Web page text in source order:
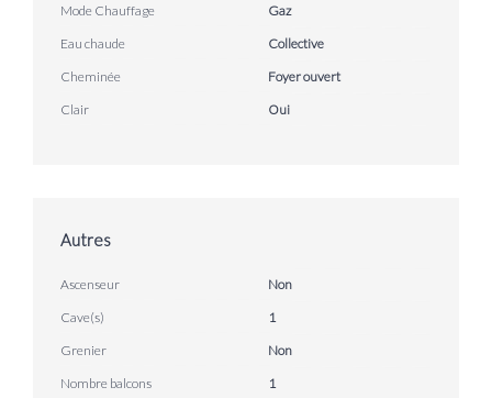
Mode Chauffage
Gaz
Eau chaude
Collective
Cheminée
Foyer ouvert
Clair
Oui
Autres
Ascenseur
Non
Cave(s)
1
Grenier
Non
Nombre balcons
1